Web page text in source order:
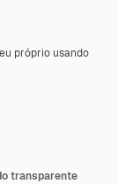
próprio usando
transparente